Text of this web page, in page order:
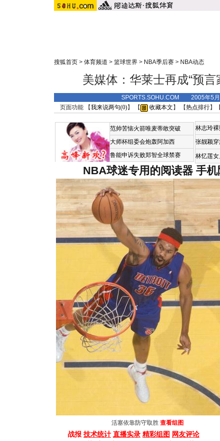
搜狐首页 > 体育频道 > 篮球世界 > NBA季后赛 > NBA动态
美媒体：华莱士再成“预
SPORTS.SOHU.COM 2005年5
页面功能 【我来说两句(0)】 【 收藏本文 】 【热点排行】
范帅苦恼火箭唯麦蒂敢突破
大师杯组委会炮轰阿加西
鲁能申诉失败郑智全球禁赛
林志玲
张靓颖
林忆莲
NBA球迷专用的阅读器 手
活塞依靠防守取胜 查看组图
战报 技术统计 直播实录 精彩组图 网友评论